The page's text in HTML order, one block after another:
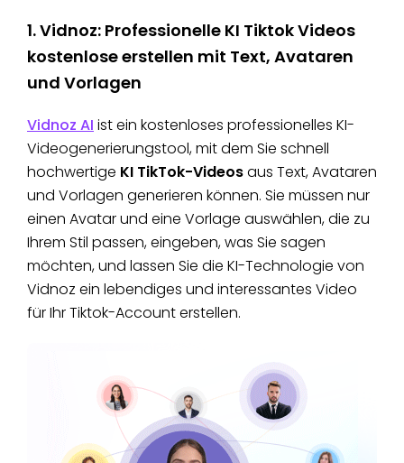
1. Vidnoz: Professionelle KI Tiktok Videos
kostenlose erstellen mit Text, Avataren
und Vorlagen
Vidnoz AI ist ein kostenloses professionelles KI-
Videogenerierungstool, mit dem Sie schnell
hochwertige KI TikTok-Videosaus Text, Avataren
und Vorlagen generieren können. Sie müssen nur
einen Avatar und eine Vorlage auswählen, die zu
Ihrem Stil passen, eingeben, was Sie sagen
möchten, und lassen Sie die KI-Technologie von
Vidnoz ein lebendiges und interessantes Video
für Ihr Tiktok-Account erstellen.